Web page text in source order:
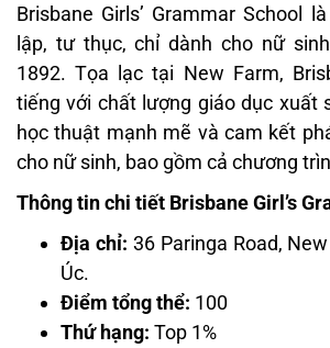
Brisbane Girls’ Grammar School
lập, tư thục, chỉ dành cho nữ
1892. Tọa lạc tại New Farm,
tiếng với chất lượng giáo dục xuất
học thuật mạnh mẽ và cam kết
cho nữ sinh, bao gồm cả chương
Thông tin chi tiết Brisbane Girl’s
Địa chỉ: 36 Paringa Road,
Úc.
Điểm tổng thể: 100
Thứ hạng: Top 1%